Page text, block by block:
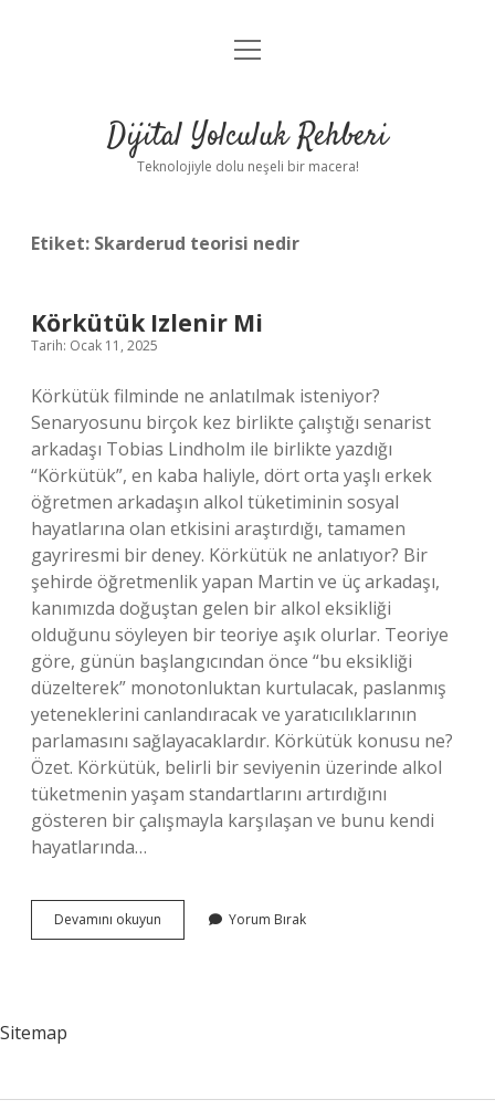
Anasayfa
Yasal Uyarı
menüyü
Dijital Yolculuk Rehberi
Teknolojiyle dolu neşeli bir macera!
Etiket: Skarderud teorisi nedir
Körkütük Izlenir Mi
Tarih: Ocak 11, 2025
Körkütük filminde ne anlatılmak isteniyor?
Senaryosunu birçok kez birlikte çalıştığı senarist
arkadaşı Tobias Lindholm ile birlikte yazdığı
“Körkütük”, en kaba haliyle, dört orta yaşlı erkek
öğretmen arkadaşın alkol tüketiminin sosyal
hayatlarına olan etkisini araştırdığı, tamamen
gayriresmi bir deney. Körkütük ne anlatıyor? Bir
şehirde öğretmenlik yapan Martin ve üç arkadaşı,
kanımızda doğuştan gelen bir alkol eksikliği
olduğunu söyleyen bir teoriye aşık olurlar. Teoriye
göre, günün başlangıcından önce “bu eksikliği
düzelterek” monotonluktan kurtulacak, paslanmış
yeteneklerini canlandıracak ve yaratıcılıklarının
parlamasını sağlayacaklardır. Körkütük konusu ne?
Özet. Körkütük, belirli bir seviyenin üzerinde alkol
tüketmenin yaşam standartlarını artırdığını
gösteren bir çalışmayla karşılaşan ve bunu kendi
hayatlarında…
Devamını okuyun Körkütük
Izlenir
Yorum Bırak
Sitemap